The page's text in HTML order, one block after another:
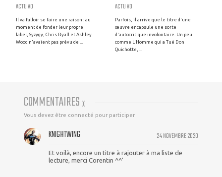
ACTU VO
Il va falloir se faire une raison : au
moment de fonder leur propre
label, Syzygy, Chris Ryall et Ashley
Wood n'avaient pas prévu de ...
ACTU VO
Parfois, il arrive que le titre d'une
œuvre encapsule une sorte
d'autocritique involontaire. Un peu
comme L'Homme qui a Tué Don
Quichotte, ...
COMMENTAIRES (1)
Vous devez être connecté pour participer
24 NOVEMBRE 2020
KNIGHTWING
Et voilà, encore un titre à rajouter à ma liste de
lecture, merci Corentin ^^'